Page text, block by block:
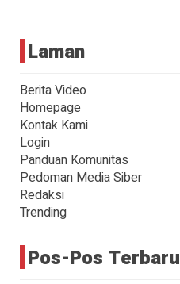
Laman
Berita Video
Homepage
Kontak Kami
Login
Panduan Komunitas
Pedoman Media Siber
Redaksi
Trending
Pos-Pos Terbaru